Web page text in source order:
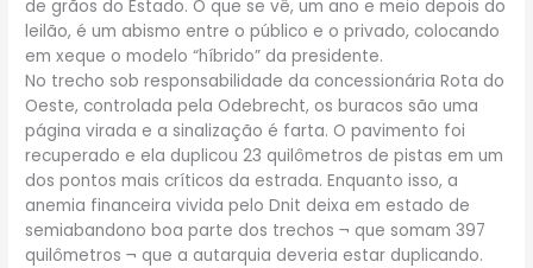
de grãos do Estado. O que se vê, um ano e meio depois do
leilão, é um abismo entre o público e o privado, colocando
em xeque o modelo “híbrido” da presidente.
No trecho sob responsabilidade da concessionária Rota do
Oeste, controlada pela Odebrecht, os buracos são uma
página virada e a sinalização é farta. O pavimento foi
recuperado e ela duplicou 23 quilômetros de pistas em um
dos pontos mais críticos da estrada. Enquanto isso, a
anemia financeira vivida pelo Dnit deixa em estado de
semiabandono boa parte dos trechos ¬ que somam 397
quilômetros ¬ que a autarquia deveria estar duplicando.